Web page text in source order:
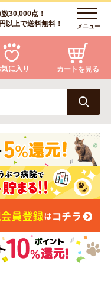
30,000点！
以上で送料無料！
メニュー
猫
アクア・爬虫類・昆虫
キャットフード
服・おさんぽ用品
気に入り カートを見る